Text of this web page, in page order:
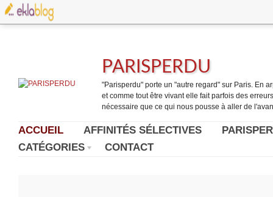
PARISPERDU
"Parisperdu" porte un "autre regard" sur Paris. En
et comme tout être vivant elle fait parfois des
nécessaire que ce qui nous pousse à aller de
ACCUEIL AFFINITÉS SÉLECTIVES
CATÉGORIES
CONTACT